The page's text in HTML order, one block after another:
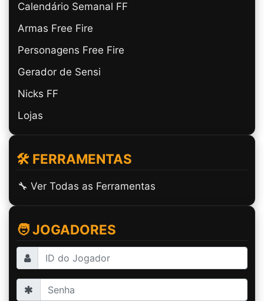
Calendário Semanal FF
Armas Free Fire
Personagens Free Fire
Gerador de Sensi
Nicks FF
Lojas
🛠️ FERRAMENTAS
🔧 Ver Todas as Ferramentas
🧑 JOGADORES